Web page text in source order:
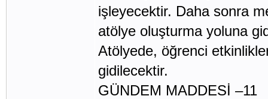
işleyecektir. Daha sonra
atölye oluşturma yoluna
Atölyede, öğrenci
gidilecektir.
GÜNDEM MADDESİ –11